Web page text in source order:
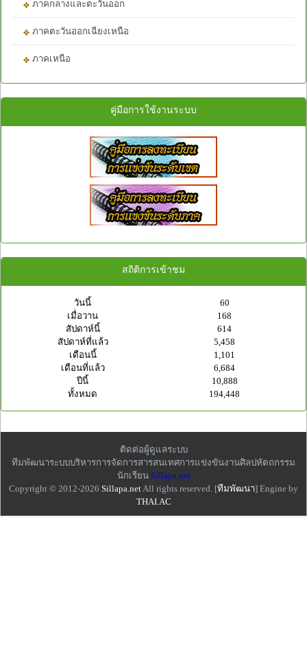
ภาคกลางและตะวันออก
ภาคตะวันออกเฉียงเหนือ
ภาคเหนือ
คู่มือการใช้งานระบบ
สถิติการเข้าชม
วันนี้
60
เมื่อวาน
168
สัปดาห์นี้
614
สัปดาห์ที่แล้ว
5,458
เดือนนี้
1,101
เดือนที่แล้ว
6,684
ปีนี้
10,888
ทั้งหมด
194,448
ติดต่อผู้ดูแลระบบ
ทีมพัฒนาระบบบริหารการจัดการสารสนเทศการแข่งขันงานศิลปหัตถกรรม
นักเรียน Sillapa.net
Copyright © 2012-2026 Sillapa.netAll rights reserved. [ทีมพัฒนา] Engine by
THAI.AC